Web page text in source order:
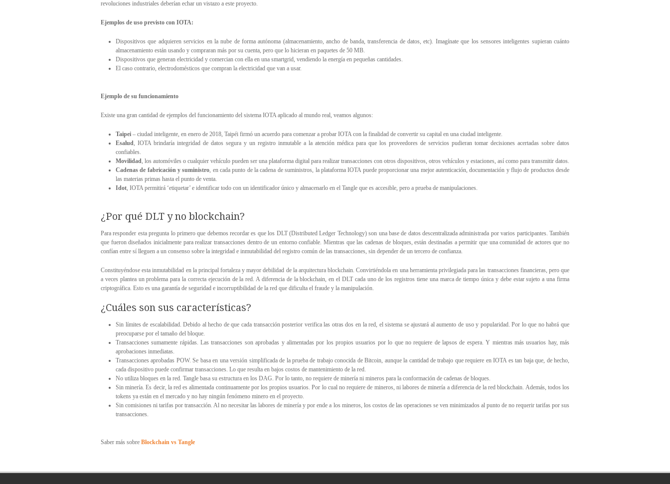
revoluciones industriales deberían echar un vistazo a este proyecto.
Ejemplos de uso previsto con IOTA:
Dispositivos que adquieren servicios en la nube de forma autónoma (almacenamiento, ancho de banda, transferencia de datos, etc). Imagínate que los sensores inteligentes supieran cuánto
almacenamiento están usando y compraran más por su cuenta, pero que lo hicieran en paquetes de 50 MB.
Dispositivos que generan electricidad y comercian con ella en una smartgrid, vendiendo la energía en pequeñas cantidades.
El caso contrario, electrodomésticos que compran la electricidad que van a usar.
Ejemplo de su funcionamiento
Existe una gran cantidad de ejemplos del funcionamiento del sistema IOTA aplicado al mundo real, veamos algunos:
Taipei – ciudad inteligente, en enero de 2018, Taipéi firmó un acuerdo para comenzar a probar IOTA con la finalidad de convertir su capital en una ciudad inteligente.
Esalud, IOTA brindaría integridad de datos segura y un registro inmutable a la atención médica para que los proveedores de servicios pudieran tomar decisiones acertadas sobre datos
confiables.
Movilidad, los automóviles o cualquier vehículo pueden ser una plataforma digital para realizar transacciones con otros dispositivos, otros vehículos y estaciones, así como para transmitir datos.
Cadenas de fabricación y suministro, en cada punto de la cadena de suministros, la plataforma IOTA puede proporcionar una mejor autenticación, documentación y flujo de productos desde
las materias primas hasta el punto de venta.
Idot, IOTA permitirá ‘etiquetar’ e identificar todo con un identificador único y almacenarlo en el Tangle que es accesible, pero a prueba de manipulaciones.
¿Por qué DLT y no blockchain?
Para responder esta pregunta lo primero que debemos recordar es que los DLT (Distributed Ledger Technology) son una base de datos descentralizada administrada por varios participantes. También
que fueron diseñados inicialmente para realizar transacciones dentro de un entorno confiable. Mientras que las cadenas de bloques, están destinadas a permitir que una comunidad de actores que no
confían entre sí lleguen a un consenso sobre la integridad e inmutabilidad del registro común de las transacciones, sin depender de un tercero de confianza.
Constituyéndose esta inmutabilidad en la principal fortaleza y mayor debilidad de la arquitectura blockchain. Convirtiéndola en una herramienta privilegiada para las transacciones financieras, pero que
a veces plantea un problema para la correcta ejecución de la red. A diferencia de la blockchain, en el DLT cada uno de los registros tiene una marca de tiempo única y debe estar sujeto a una firma
criptográfica. Esto es una garantía de seguridad e incorruptibilidad de la red que dificulta el fraude y la manipulación.
¿Cuáles son sus características?
Sin límites de escalabilidad. Debido al hecho de que cada transacción posterior verifica las otras dos en la red, el sistema se ajustará al aumento de uso y popularidad. Por lo que no habrá que
preocuparse por el tamaño del bloque.
Transacciones sumamente rápidas. Las transacciones son aprobadas y alimentadas por los propios usuarios por lo que no requiere de lapsos de espera. Y mientras más usuarios hay, más
aprobaciones inmediatas.
Transacciones aprobadas POW. Se basa en una versión simplificada de la prueba de trabajo conocida de Bitcoin, aunque la cantidad de trabajo que requiere en IOTA es tan baja que, de hecho,
cada dispositivo puede confirmar transacciones. Lo que resulta en bajos costos de mantenimiento de la red.
No utiliza bloques en la red. Tangle basa su estructura en los DAG. Por lo tanto, no requiere de minería ni mineros para la conformación de cadenas de bloques.
Sin minería. Es decir, la red es alimentada continuamente por los propios usuarios. Por lo cual no requiere de mineros, ni labores de minería a diferencia de la red blockchain. Además, todos los
tokens ya están en el mercado y no hay ningún fenómeno minero en el proyecto.
Sin comisiones ni tarifas por transacción. Al no necesitar las labores de minería y por ende a los mineros, los costos de las operaciones se ven minimizados al punto de no requerir tarifas por sus
transacciones.
Saber más sobre Blockchain vs Tangle